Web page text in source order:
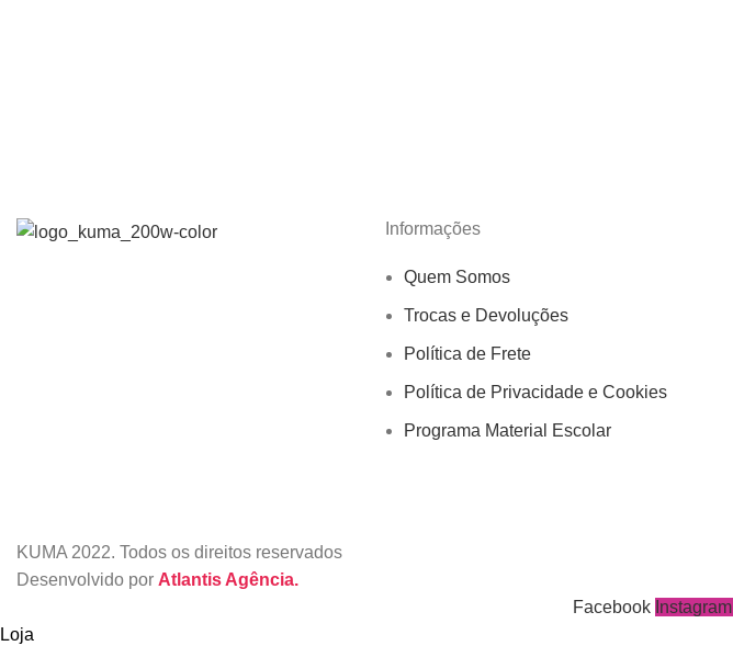
Informações
Quem Somos
Trocas e Devoluções
Política de Frete
Política de Privacidade e Cookies
Programa Material Escolar
KUMA2022. Todos os direitos reservados
Desenvolvido por Atlantis Agência.
Facebook Instagram
Loja